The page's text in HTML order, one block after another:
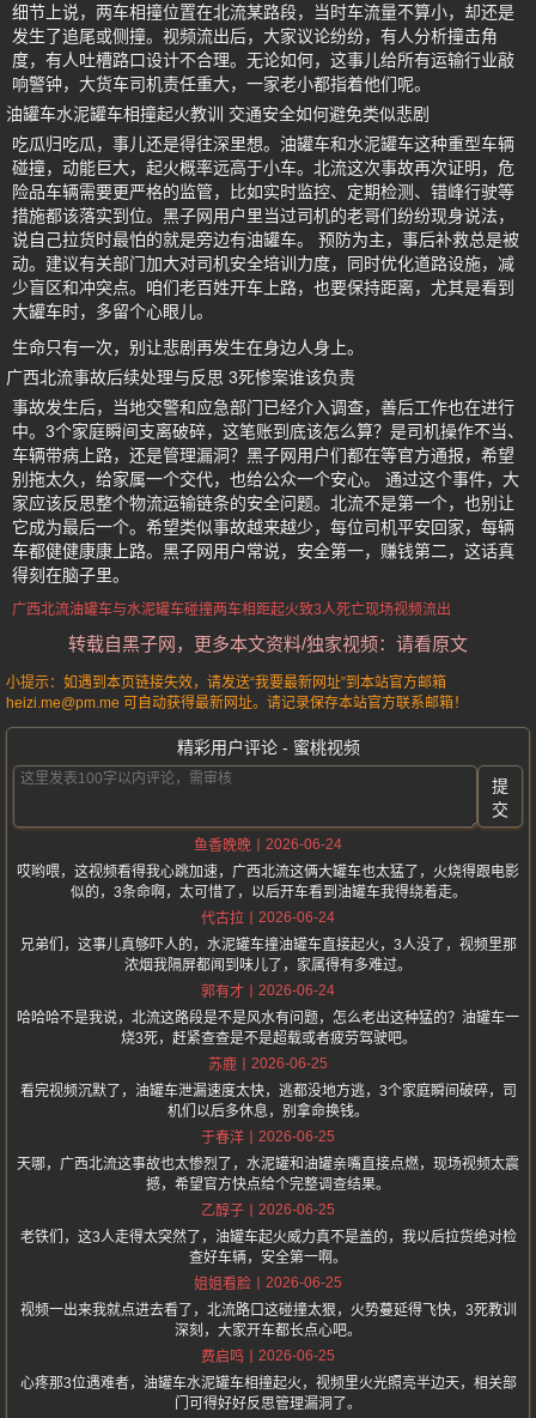
细节上说，两车相撞位置在北流某路段，当时车流量不算小，却还是
发生了追尾或侧撞。视频流出后，大家议论纷纷，有人分析撞击角
度，有人吐槽路口设计不合理。无论如何，这事儿给所有运输行业敲
响警钟，大货车司机责任重大，一家老小都指着他们呢。
油罐车水泥罐车相撞起火教训 交通安全如何避免类似悲剧
吃瓜归吃瓜，事儿还是得往深里想。油罐车和水泥罐车这种重型车辆
碰撞，动能巨大，起火概率远高于小车。北流这次事故再次证明，危
险品车辆需要更严格的监管，比如实时监控、定期检测、错峰行驶等
措施都该落实到位。黑子网用户里当过司机的老哥们纷纷现身说法，
说自己拉货时最怕的就是旁边有油罐车。 预防为主，事后补救总是被
动。建议有关部门加大对司机安全培训力度，同时优化道路设施，减
少盲区和冲突点。咱们老百姓开车上路，也要保持距离，尤其是看到
大罐车时，多留个心眼儿。
生命只有一次，别让悲剧再发生在身边人身上。
广西北流事故后续处理与反思 3死惨案谁该负责
事故发生后，当地交警和应急部门已经介入调查，善后工作也在进行
中。3个家庭瞬间支离破碎，这笔账到底该怎么算？是司机操作不当、
车辆带病上路，还是管理漏洞？黑子网用户们都在等官方通报，希望
别拖太久，给家属一个交代，也给公众一个安心。 通过这个事件，大
家应该反思整个物流运输链条的安全问题。北流不是第一个，也别让
它成为最后一个。希望类似事故越来越少，每位司机平安回家，每辆
车都健健康康上路。黑子网用户常说，安全第一，赚钱第二，这话真
得刻在脑子里。
广西北流油罐车与水泥罐车碰撞两车相距起火致3人死亡现场视频流出
转载自黑子网，更多本文资料/独家视频：请看原文
小提示：如遇到本页链接失效，请发送“我要最新网址”到本站官方邮箱
heizi.me@pm.me 可自动获得最新网址。请记录保存本站官方联系邮箱！
精彩用户评论 - 蜜桃视频
提
交
鱼香晚晚
2026-06-24
哎哟喂，这视频看得我心跳加速，广西北流这俩大罐车也太猛了，火烧得跟电影
似的，3条命啊，太可惜了，以后开车看到油罐车我得绕着走。
代古拉
2026-06-24
兄弟们，这事儿真够吓人的，水泥罐车撞油罐车直接起火，3人没了，视频里那
浓烟我隔屏都闻到味儿了，家属得有多难过。
郭有才
2026-06-24
哈哈哈不是我说，北流这路段是不是风水有问题，怎么老出这种猛的？油罐车一
烧3死，赶紧查查是不是超载或者疲劳驾驶吧。
苏鹿
2026-06-25
看完视频沉默了，油罐车泄漏速度太快，逃都没地方逃，3个家庭瞬间破碎，司
机们以后多休息，别拿命换钱。
于春洋
2026-06-25
天哪，广西北流这事故也太惨烈了，水泥罐和油罐亲嘴直接点燃，现场视频太震
撼，希望官方快点给个完整调查结果。
乙醇子
2026-06-25
老铁们，这3人走得太突然了，油罐车起火威力真不是盖的，我以后拉货绝对检
查好车辆，安全第一啊。
姐姐看脸
2026-06-25
视频一出来我就点进去看了，北流路口这碰撞太狠，火势蔓延得飞快，3死教训
深刻，大家开车都长点心吧。
费启鸣
2026-06-25
心疼那3位遇难者，油罐车水泥罐车相撞起火，视频里火光照亮半边天，相关部
门可得好好反思管理漏洞了。